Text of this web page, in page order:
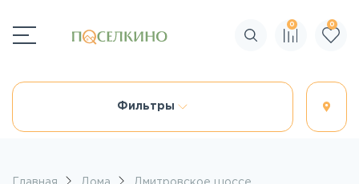
Поиск по сайту
0 0
Фильтры